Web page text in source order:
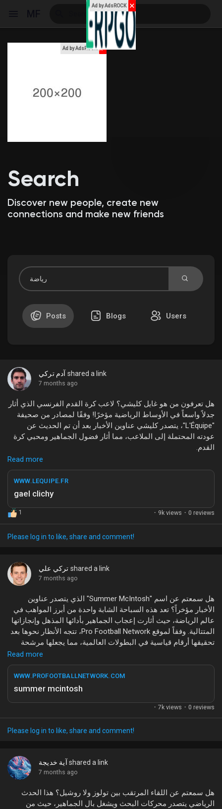
My Events
Discover Blogs
Discover Market
My Groups
Discover Pages
Liked Pages
Discover Posts
Funding
My Funding
Offers
Jobs
My Jobs
Courses
My Courses
Ad by AdsROCK x
Search
Discover new people, create new
connections and make new friends
Posts Blogs Users
آدم تركي shared a link
7 months ago
هل تعرفون من هو غايل كليشي؟ لاعب كرة القدم الفرنسي الذي أثار
جدلاً واسعاً في الأوساط الرياضية مؤخرًا! وفقًا لمصادر من صحيفة
"L'Équipe"، يتصدر كليشي عناوين الأخبار بعد أن تم الحديث عن
عودته المحتملة إلى الملاعب، مما أثار فضول الجماهير ومحبي كرة
القدم.
تعتبر عودة كليشي إلى اللعب بمثابة خبر مثير، خاصة بعد فترة غياب
عن المنافسات. اللاعب المعروف بمهاراته الدفاعية وجدارته في
الملاعب، قد يساهم بشكل كبير في تعزيز الفرق التي قد ينضم إليها.
مسيرته الرياضية.
ما رأيكم في هذا الموضوع؟ هل كنتم تتابعون أخبار غايل كليشي؟
#أخبار_الرياضة #LÉquipe
Read more
WWW.LEQUIPE.FR
gael clichy
1 · 9k views · 0 reviews
Please log in to like, share and comment!
تركي علي shared a link
7 months ago
هل سمعتم عن اسم "Summer McIntosh" الذي يتصدر عناوين
الأخبار مؤخراً؟ تعد هذه السباحة الشابة واحدة من أبرز المواهب في
عالم الرياضة، حيث أثارت إعجاب الجماهير بأدائها المذهل وإنجازاتها
المتتالية. وفقاً لموقع Pro Football Network، تتجه الأنظار نحوها بعد
تحقيقها أرقام قياسية في البطولات العالمية، مما يجعلها مرشحة
تتميز Summer McIntosh بتقنيات سباحة فريدة ومهارات تنافسية
عالية، مما جعلها حديث وسائل التواصل الاجتماعي، وجذبت إليها
في سن مبكرة يبعث على التفاؤل بمستقبل مشرق للرياضة.
ما رأيكم في هذا الموضوع؟ هل كنتم تتابعون هذه الأخبار؟ شاركونا
#الرياضة #الأبطال #الأولمبياد
Read more
WWW.PROFOOTBALLNETWORK.COM
summer mcintosh
· 7k views · 0 reviews
Please log in to like, share and comment!
آية خديجة shared a link
7 months ago
هل سمعتم عن اللقاء المرتقب بين تولوز ولا روشيل؟ هذا الحدث
الرياضي يتصدر محركات البحث ويشغل بال الجماهير، حيث من
Ad by AdsROCK ✕